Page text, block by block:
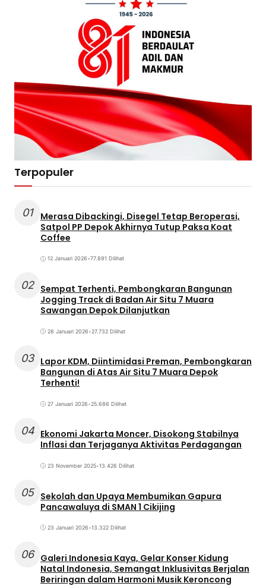
Terpopuler
01
Merasa Dibackingi, Disegel Tetap Beroperasi,
Satpol PP Depok Akhirnya Tutup Paksa Koat
Coffee
12 Januari 2026•77.891 Dilihat
02 Sempat Terhenti, Pembongkaran Bangunan
Jogging Track di Badan Air Situ 7 Muara
Sawangan Depok Dilanjutkan
28 Januari 2026•27.732 Dilihat
03 Lapor KDM, Diintimidasi Preman, Pembongkaran
Bangunan di Atas Air Situ 7 Muara Depok
Terhenti!
27 Januari 2026•25.686 Dilihat
04 Ekonomi Jakarta Moncer, Disokong Stabilnya
Inflasi dan Terjaganya Aktivitas Perdagangan
23 November 2025•13.426 Dilihat
05 Sekolah dan Upaya Membumikan Gapura
Pancawaluya di SMAN 1 Cikijing
23 Januari 2026•13.322 Dilihat
06 Galeri Indonesia Kaya, Gelar Konser Kidung
Natal Indonesia, Semangat Inklusivitas Berjalan
Beriringan dalam Harmoni Musik Keroncong